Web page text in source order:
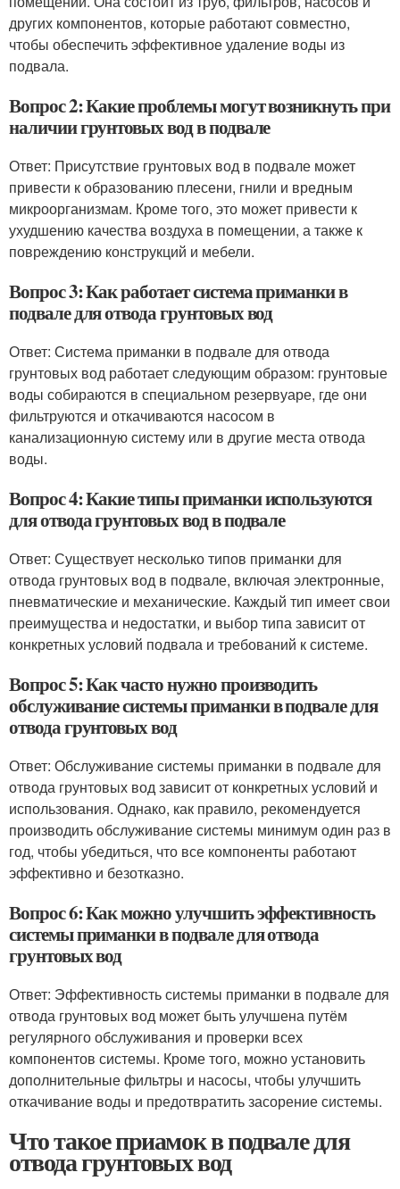
других компонентов, которые работают совместно,
чтобы обеспечить эффективное удаление воды из
подвала.
Вопрос 2: Какие проблемы могут возникнуть при
наличии грунтовых вод в подвале
Ответ: Присутствие грунтовых вод в подвале может
привести к образованию плесени, гнили и вредным
микроорганизмам. Кроме того, это может привести к
ухудшению качества воздуха в помещении, а также к
повреждению конструкций и мебели.
Вопрос 3: Как работает система приманки в
подвале для отвода грунтовых вод
Ответ: Система приманки в подвале для отвода
грунтовых вод работает следующим образом: грунтовые
воды собираются в специальном резервуаре, где они
фильтруются и откачиваются насосом в
канализационную систему или в другие места отвода
воды.
Вопрос 4: Какие типы приманки используются
для отвода грунтовых вод в подвале
Ответ: Существует несколько типов приманки для
отвода грунтовых вод в подвале, включая электронные,
пневматические и механические. Каждый тип имеет свои
преимущества и недостатки, и выбор типа зависит от
конкретных условий подвала и требований к системе.
Вопрос 5: Как часто нужно производить
обслуживание системы приманки в подвале для
отвода грунтовых вод
Ответ: Обслуживание системы приманки в подвале для
отвода грунтовых вод зависит от конкретных условий и
использования. Однако, как правило, рекомендуется
производить обслуживание системы минимум один раз в
год, чтобы убедиться, что все компоненты работают
эффективно и безотказно.
Вопрос 6: Как можно улучшить эффективность
системы приманки в подвале для отвода
грунтовых вод
Ответ: Эффективность системы приманки в подвале для
отвода грунтовых вод может быть улучшена путём
регулярного обслуживания и проверки всех
компонентов системы. Кроме того, можно установить
дополнительные фильтры и насосы, чтобы улучшить
откачивание воды и предотвратить засорение системы.
Что такое приамок в подвале для
отвода грунтовых вод